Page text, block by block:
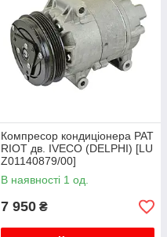
Компресор кондиціонера PAT
RIOT дв. IVECO (DELPHI) [LU
Z01140879/00]
В наявності 1 од.
7 950 ₴